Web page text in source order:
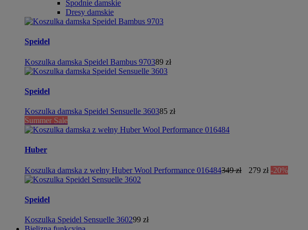
Spodnie damskie
Dresy damskie
Speidel
Koszulka damska Speidel Bambus 970389 zł
Speidel
Koszulka damska Speidel Sensuelle 360385 zł
Summer Sale
Huber
Koszulka damska z wełny Huber Wool Performance 016484349 zł 279 zł -20%
Speidel
Koszulka Speidel Sensuelle 360299 zł